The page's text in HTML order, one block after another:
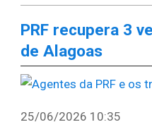
PRF recupera 3
de Alagoas
25/06/2026 10:35